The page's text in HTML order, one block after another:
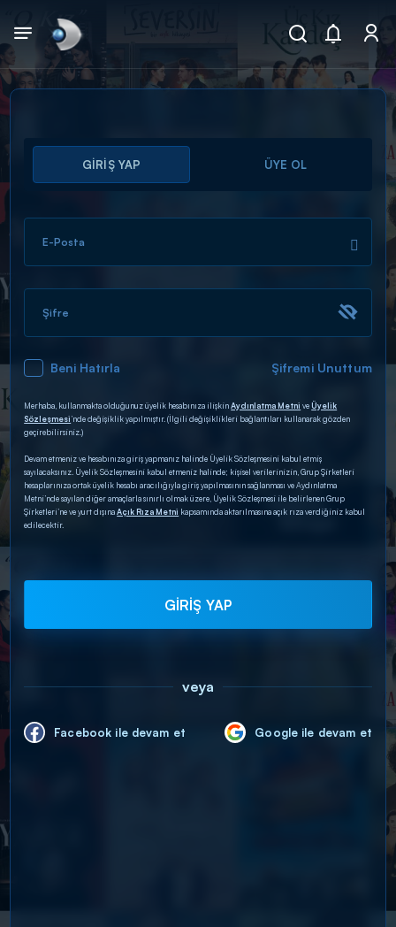
Arama
ARAMA SONUÇLARI
DİĞER SONUÇLAR
GİRİŞ YAP ÜYE OL
E-Posta
Şifre
Beni Hatırla Şifremi Unuttum
Merhaba, kullanmakta olduğunuz üyelik hesabınıza ilişkinAydınlatma Metni veÜyelik
Sözleşmesi’nde değişiklik yapılmıştır. (İlgili değişiklikleri bağlantıları kullanarak gözden
geçirebilirsiniz.)
Devam etmeniz ve hesabınıza giriş yapmanız halinde Üyelik Sözleşmesini kabul etmiş
sayılacaksınız. Üyelik Sözleşmesini kabul etmeniz halinde; kişisel verilerinizin, Grup Şirketleri
hesaplarınıza ortak üyelik hesabı aracılığıyla giriş yapılmasının sağlanması ve Aydınlatma
Metni’nde sayılan diğer amaçlarla sınırlı olmak üzere, Üyelik Sözleşmesi ile belirlenen Grup
Şirketleri’ne ve yurt dışınaAçık Rıza Metni kapsamında aktarılmasına açık rıza verdiğiniz kabul
edilecektir.
GİRİŞ YAP
veya
Facebook ile devam et Google ile devam et